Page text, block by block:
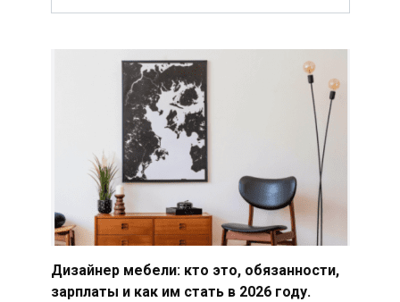
Дизайнер мебели: кто это, обязанности,
зарплаты и как им стать в 2026 году.